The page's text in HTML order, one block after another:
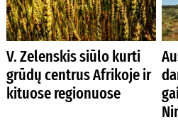
V. Zelenskis siūlo kurti
grūdų centrus Afrikoje ir
kituose regionuose